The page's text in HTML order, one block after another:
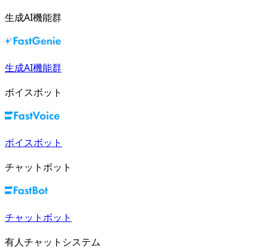
生成AI機能群
生成AI機能群
ボイスボット
ボイスボット
チャットボット
チャットボット
有人チャットシステム